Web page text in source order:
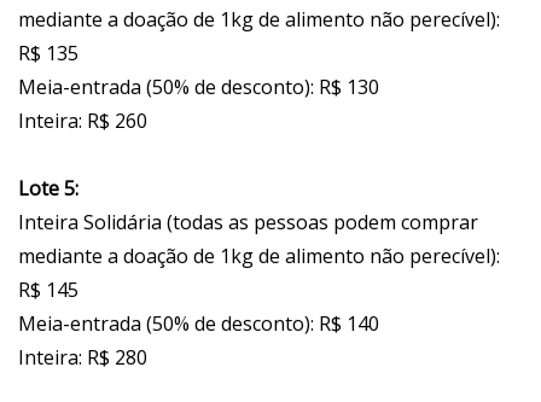
mediante a doação de 1kg de alimento não perecível):
R$ 135
Meia-entrada (50% de desconto): R$ 130
Inteira: R$ 260
Lote 5:
Inteira Solidária (todas as pessoas podem comprar
mediante a doação de 1kg de alimento não perecível):
R$ 145
Meia-entrada (50% de desconto): R$ 140
Inteira: R$ 280